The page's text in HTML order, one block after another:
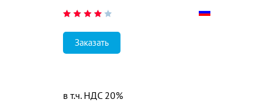
Заказать
в т.ч. НДС 20%